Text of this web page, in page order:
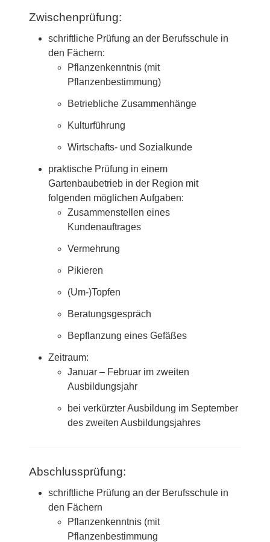
Zwischenprüfung:
schriftliche Prüfung an der Berufsschule in
den Fächern:
Pflanzenkenntnis (mit
Pflanzenbestimmung)
Betriebliche Zusammenhänge
Kulturführung
Wirtschafts- und Sozialkunde
praktische Prüfung in einem
Gartenbaubetrieb in der Region mit
folgenden möglichen Aufgaben:
Zusammenstellen eines
Kundenauftrages
Vermehrung
Pikieren
(Um-)Topfen
Beratungsgespräch
Bepflanzung eines Gefäßes
Zeitraum:
Januar – Februar im zweiten
Ausbildungsjahr
bei verkürzter Ausbildung im September
des zweiten Ausbildungsjahres
Abschlussprüfung:
schriftliche Prüfung an der Berufsschule in
den Fächern
Pflanzenkenntnis (mit
Pflanzenbestimmung